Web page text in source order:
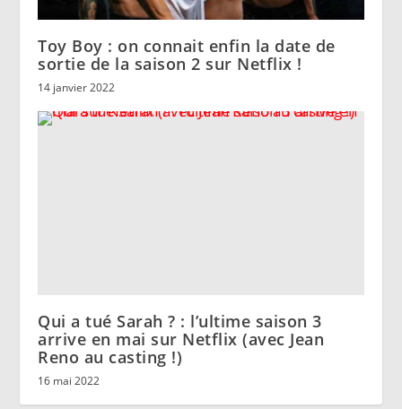
Toy Boy : on connait enfin la date de
sortie de la saison 2 sur Netflix !
14 janvier 2022
Qui a tué Sarah ? : l’ultime saison 3
arrive en mai sur Netflix (avec Jean
Reno au casting !)
16 mai 2022